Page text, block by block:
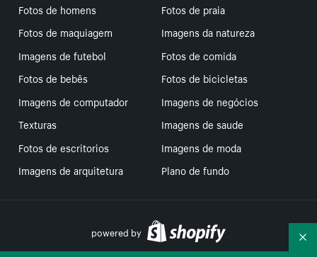
Fotos de homens
Fotos de praia
Fotos de maquiagem
Imagens da natureza
Imagens de futebol
Fotos de comida
Fotos de bebês
Fotos de bicicletas
Imagens de computador
Imagens de negócios
Texturas
Imagens de saude
Fotos de escritorios
Imagens de moda
Imagens de arquitetura
Plano de fundo
powered by